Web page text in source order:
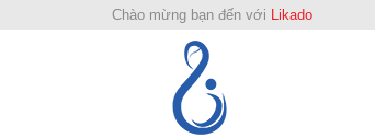
Chào mừng bạn đến với Likado